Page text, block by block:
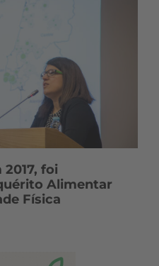
foi
Alimentar
Física